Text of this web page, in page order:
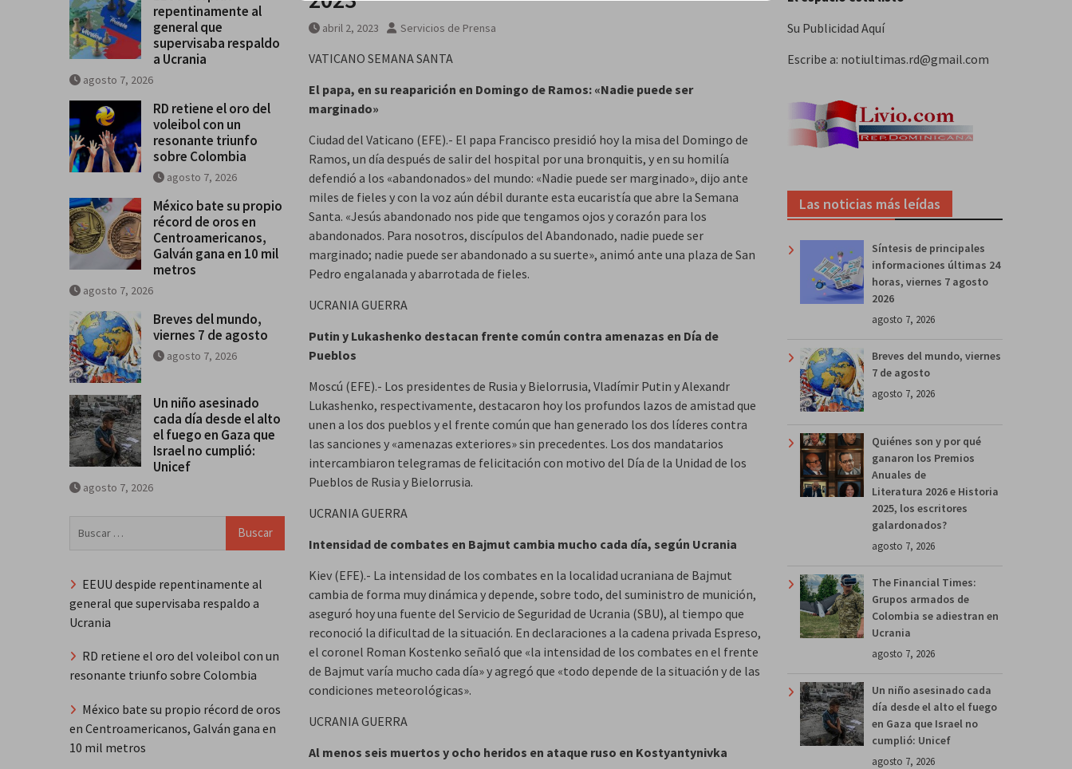
abril 2, 2023 Servicios de Prensa
VATICANO SEMANA SANTA
El papa, en su reaparición en Domingo de Ramos: «Nadie puede ser
marginado»
Ciudad del Vaticano (EFE).- El papa Francisco presidió hoy la misa del Domingo de
Ramos, un día después de salir del hospital por una bronquitis, y en su homilía
defendió a los «abandonados» del mundo: «Nadie puede ser marginado», dijo ante
miles de fieles y con la voz aún débil durante esta eucaristía que abre la Semana
Santa. «Jesús abandonado nos pide que tengamos ojos y corazón para los
abandonados. Para nosotros, discípulos del Abandonado, nadie puede ser
marginado; nadie puede ser abandonado a su suerte», animó ante una plaza de San
Pedro engalanada y abarrotada de fieles.
UCRANIA GUERRA
Putin y Lukashenko destacan frente común contra amenazas en Día de
Pueblos
Moscú (EFE).- Los presidentes de Rusia y Bielorrusia, Vladímir Putin y Alexandr
Lukashenko, respectivamente, destacaron hoy los profundos lazos de amistad que
unen a los dos pueblos y el frente común que han generado los dos líderes contra
las sanciones y «amenazas exteriores» sin precedentes. Los dos mandatarios
intercambiaron telegramas de felicitación con motivo del Día de la Unidad de los
Pueblos de Rusia y Bielorrusia.
UCRANIA GUERRA
Intensidad de combates en Bajmut cambia mucho cada día, según Ucrania
Kiev (EFE).- La intensidad de los combates en la localidad ucraniana de Bajmut
cambia de forma muy dinámica y depende, sobre todo, del suministro de munición,
aseguró hoy una fuente del Servicio de Seguridad de Ucrania (SBU), al tiempo que
reconoció la dificultad de la situación. En declaraciones a la cadena privada Espreso,
el coronel Roman Kostenko señaló que «la intensidad de los combates en el frente
de Bajmut varía mucho cada día» y agregó que «todo depende de la situación y de las
condiciones meteorológicas».
UCRANIA GUERRA
Al menos seis muertos y ocho heridos en ataque ruso en Kostyantynivka
Su Publicidad Aquí
Escribe a: notiultimas.rd@gmail.com
Las noticias más leídas
Síntesis de principales
informaciones últimas 24
horas, viernes 7 agosto
2026
agosto 7, 2026
Breves del mundo, viernes
7 de agosto
agosto 7, 2026
Quiénes son y por qué
ganaron los Premios
Anuales de
Literatura 2026 e Historia
2025, los escritores
galardonados?
agosto 7, 2026
The Financial Times:
Grupos armados de
Colombia se adiestran en
Ucrania
agosto 7, 2026
Un niño asesinado cada
día desde el alto el fuego
en Gaza que Israel no
cumplió: Unicef
agosto 7, 2026
repentinamente al
general que
supervisaba respaldo
a Ucrania
agosto 7, 2026
RD retiene el oro del
voleibol con un
resonante triunfo
sobre Colombia
agosto 7, 2026
México bate su propio
récord de oros en
Centroamericanos,
Galván gana en 10 mil
metros
agosto 7, 2026
Breves del mundo,
viernes 7 de agosto
agosto 7, 2026
Un niño asesinado
cada día desde el alto
el fuego en Gaza que
Israel no cumplió:
Unicef
agosto 7, 2026
EEUU despide repentinamente al
general que supervisaba respaldo a
Ucrania
RD retiene el oro del voleibol con un
resonante triunfo sobre Colombia
México bate su propio récord de oros
en Centroamericanos, Galván gana en
10 mil metros